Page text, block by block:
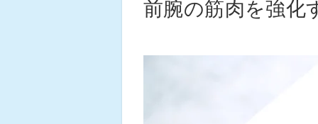
前腕の筋肉を強化